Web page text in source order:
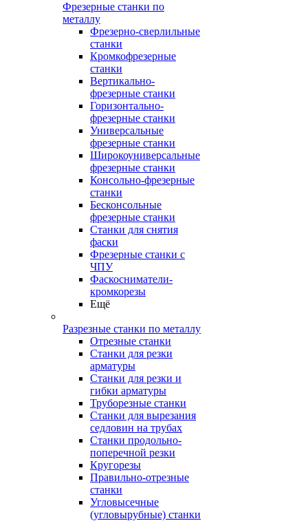
Фрезерные станки по
металлу
Фрезерно-сверлильные
станки
Кромкофрезерные
станки
Вертикально-
фрезерные станки
Горизонтально-
фрезерные станки
Универсальные
фрезерные станки
Широкоуниверсальные
фрезерные станки
Консольно-фрезерные
станки
Бесконсольные
фрезерные станки
Станки для снятия
фаски
Фрезерные станки с
ЧПУ
Фаскосниматели-
кромкорезы
Ещё
Разрезные станки по металлу
Отрезные станки
Станки для резки
арматуры
Станки для резки и
гибки арматуры
Труборезные станки
Станки для вырезания
седловин на трубаx
Станки продольно-
поперечной резки
Кругорезы
Правильно-отрезные
станки
Угловысечные
(угловырубные) станки